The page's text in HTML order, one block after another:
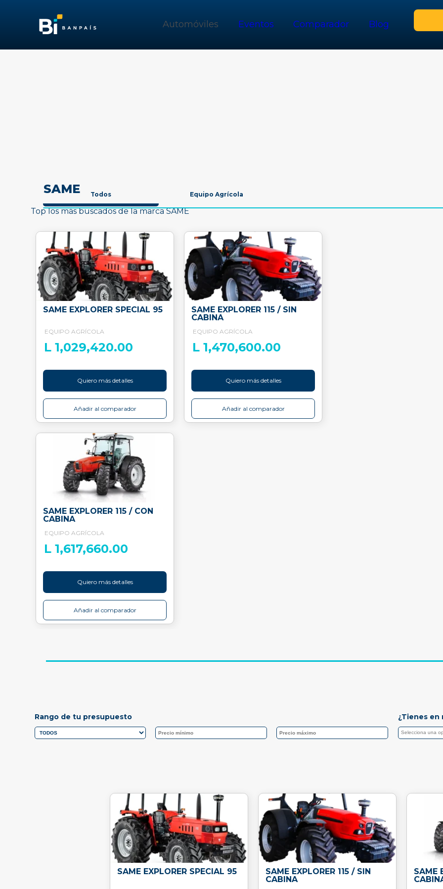
Automóviles Eventos Comparador Blog
SAME Todos Equipo Agrícola
Top los más buscados de la marca SAME
SAME EXPLORER SPECIAL 95
EQUIPO AGRÍCOLA
L 1,029,420.00
Quiero más detalles
Añadir al comparador
SAME EXPLORER 115 / SIN
CABINA
EQUIPO AGRÍCOLA
L 1,470,600.00
Quiero más detalles
Añadir al comparador
SAME EXPLORER 115 / CON
CABINA
EQUIPO AGRÍCOLA
L 1,617,660.00
Quiero más detalles
Añadir al comparador
Rango de tu presupuesto ¿Tienes en
SAME EXPLORER SPECIAL 95
SAME EXPLORER 115 / SIN
CABINA
SAME